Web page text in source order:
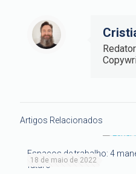
Artigos Relacionados
18 de maio de 2022
Espaços de trabalho: 4
futuro